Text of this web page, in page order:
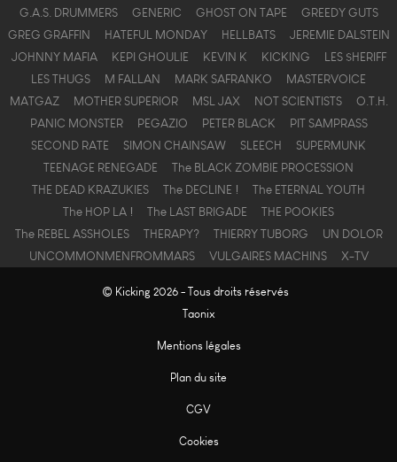
G.A.S. DRUMMERS
GENERIC GHOST ON TAPE
GREEDY GUTS
GREG GRAFFIN
HATEFUL MONDAY HELLBATS
JEREMIE DALSTEIN
JOHNNY MAFIA
KEPI GHOULIE KEVIN K KICKING
LES $HERIFF
LES THUGS
M FALLAN MARK SAFRANKO
MASTERVOICE
MATGAZ
MOTHER SUPERIOR MSL JAX NOT SCIENTISTS
O.T.H.
PANIC MONSTER
PEGAZIO PETER BLACK
PIT SAMPRASS
SECOND RATE
SIMON CHAINSAW SLEECH
SUPERMUNK
TEENAGE RENEGADE
The BLACK ZOMBIE PROCESSION
THE DEAD KRAZUKIES
The DECLINE !
The ETERNAL YOUTH
The HOP LA !
The LAST BRIGADE
THE POOKIES
The REBEL ASSHOLES
THERAPY? THIERRY TUBORG
UN DOLOR
UNCOMMONMENFROMMARS
VULGAIRES MACHINS X-TV
© Kicking 2026 - Tous droits réservés
Taonix
Mentions légales
Plan du site
CGV
Cookies